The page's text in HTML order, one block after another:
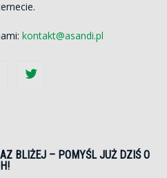
kontakt@asandi.pl
BLIŻEJ – POMYŚL JUŻ DZIŚ O